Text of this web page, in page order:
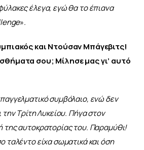
έλεγα, εγώ θα το έπιανα
».
και Ντούσαν Μπάγεβιτς!
σου; Μίλησε μας γι’ αυτό
συμβόλαιο, ενώ δεν
την Τρίτη Λυκείου. Πήγα στον
της αυτοκρατορίας του. Παραμύθι!
ταλέντο είχα σωματικά και όση